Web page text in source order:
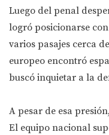
Luego del penal
logró posicionarse
varios pasajes cerca
europeo encontró
buscó inquietar a la
A pesar de esa
El equipo nacional